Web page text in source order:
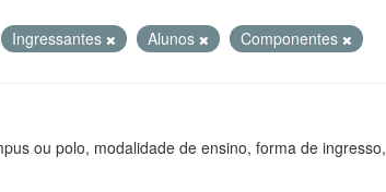
Ingressantes Alunos Componentes
ou polo, modalidade de ensino, forma de ingresso,